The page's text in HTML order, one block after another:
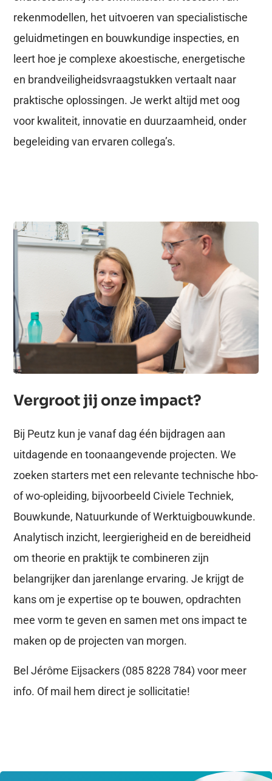
rekenmodellen, het uitvoeren van specialistische
geluidmetingen en bouwkundige inspecties, en
leert hoe je complexe akoestische, energetische
en brandveiligheidsvraagstukken vertaalt naar
praktische oplossingen. Je werkt altijd met oog
voor kwaliteit, innovatie en duurzaamheid, onder
begeleiding van ervaren collega’s.
Vergroot jij onze impact?
Bij Peutz kun je vanaf dag één bijdragen aan
uitdagende en toonaangevende projecten. We
zoeken starters met een relevante technische hbo-
of wo-opleiding, bijvoorbeeld Civiele Techniek,
Bouwkunde, Natuurkunde of Werktuigbouwkunde.
Analytisch inzicht, leergierigheid en de bereidheid
om theorie en praktijk te combineren zijn
belangrijker dan jarenlange ervaring. Je krijgt de
kans om je expertise op te bouwen, opdrachten
mee vorm te geven en samen met ons impact te
maken op de projecten van morgen.
Bel Jérôme Eijsackers (085 8228 784) voor meer
info. Of mail hem direct je sollicitatie!